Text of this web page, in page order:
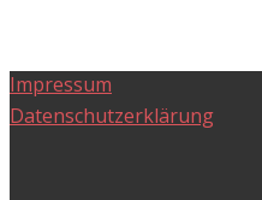
Impressum
Datenschutzerklärung